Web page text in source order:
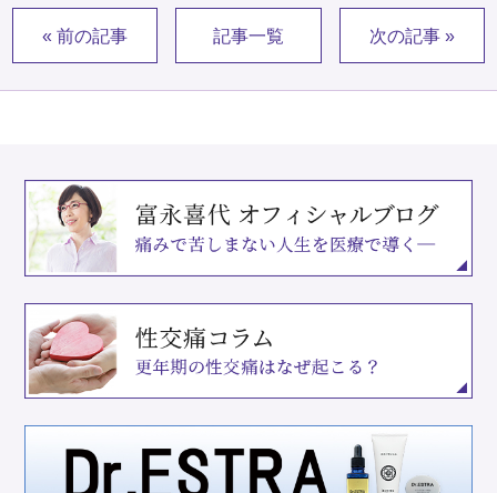
« 前の記事 記事一覧 次の記事 »